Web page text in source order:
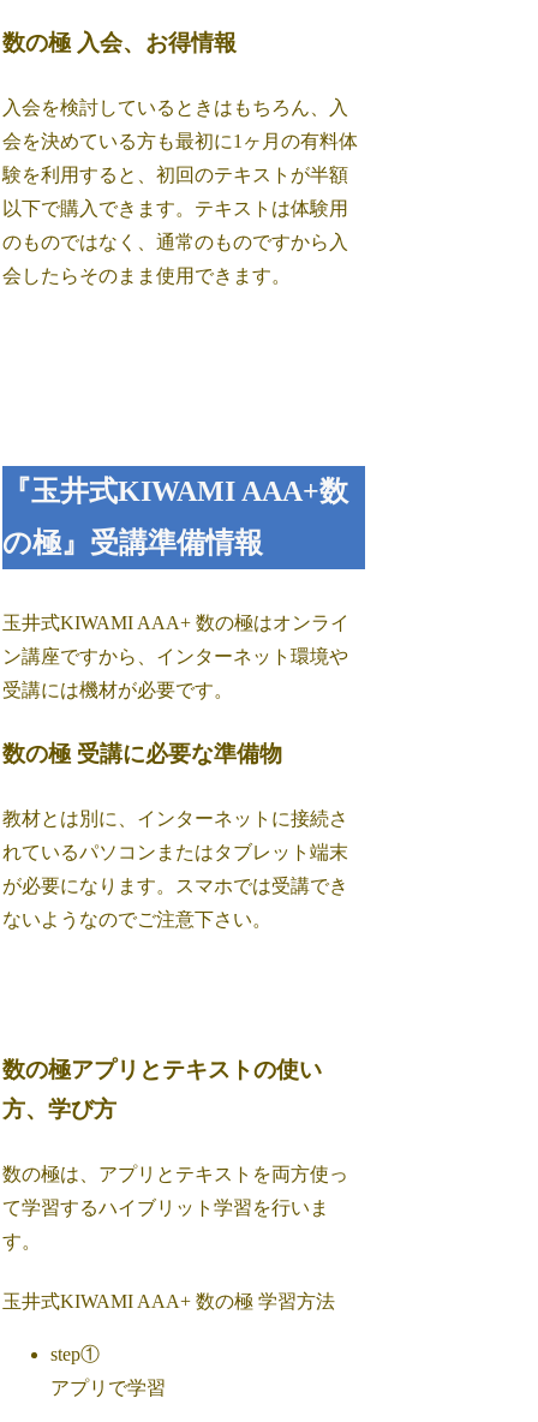
数の極 入会、お得情報
入会を検討しているときはもちろん、入
会を決めている方も最初に1ヶ月の有料体
験を利用すると、初回のテキストが半額
以下で購入できます。テキストは体験用
のものではなく、通常のものですから入
会したらそのまま使用できます。
『玉井式KIWAMI AAA+数
の極』受講準備情報
玉井式KIWAMI AAA+ 数の極はオンライ
ン講座ですから、インターネット環境や
受講には機材が必要です。
数の極 受講に必要な準備物
教材とは別に、インターネットに接続さ
れているパソコンまたはタブレット端末
が必要になります。スマホでは受講でき
ないようなのでご注意下さい。
数の極アプリとテキストの使い
方、学び方
数の極は、アプリとテキストを両方使っ
て学習するハイブリット学習を行いま
す。
玉井式KIWAMI AAA+ 数の極 学習方法
step①
アプリで学習